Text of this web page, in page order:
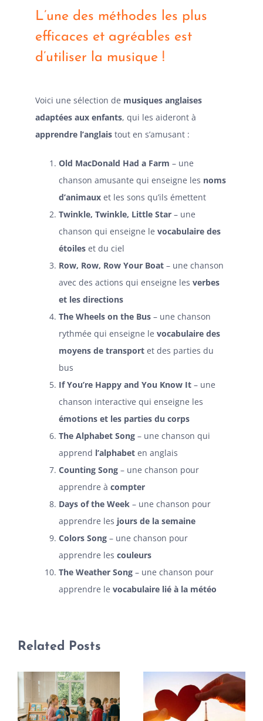
L’une des méthodes les plus
efficaces et agréables est
d’utiliser la musique !
Voici une sélection de musiques anglaises
adaptées aux enfants, qui les aideront à
apprendre l’anglaistout en s’amusant :
Old MacDonald Had a Farm – une
chanson amusante qui enseigne les noms
d’animauxet les sons qu’ils émettent
Twinkle, Twinkle, Little Star– une
chanson qui enseigne le vocabulaire des
étoileset du ciel
Row, Row, Row Your Boat– une chanson
avec des actions qui enseigne les verbes
et les directions
The Wheels on the Bus– une chanson
rythmée qui enseigne le vocabulaire des
moyens de transportet des parties du
bus
If You’re Happy and You Know It– une
chanson interactive qui enseigne les
émotions et les parties du corps
The Alphabet Song– une chanson qui
apprend l’alphabeten anglais
Counting Song– une chanson pour
apprendre à compter
Days of the Week– une chanson pour
apprendre les jours de la semaine
Colors Song– une chanson pour
apprendre les couleurs
The Weather Song– une chanson pour
apprendre le vocabulaire lié à la météo
Related Posts